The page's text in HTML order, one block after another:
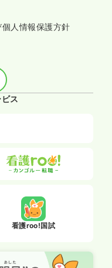
人情報保護方針
ス
看護roo!国試